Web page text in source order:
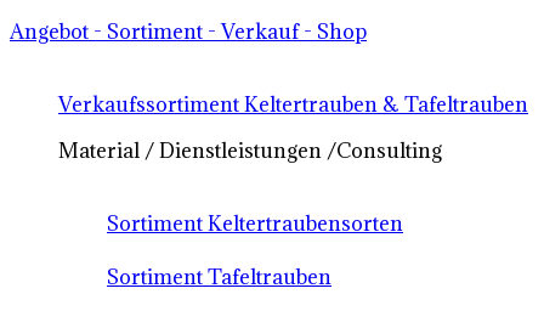
Angebot - Sortiment - Verkauf - Shop
Verkaufssortiment Keltertrauben & Tafeltrauben
Material / Dienstleistungen /Consulting
Sortiment Keltertraubensorten
Sortiment Tafeltrauben